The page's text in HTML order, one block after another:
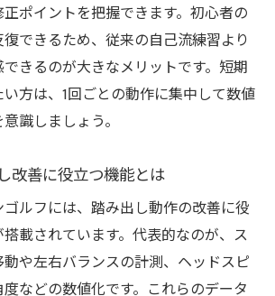
ポイントを把握できます。初心者の
できるため、従来の自己流練習より
きるのが大きなメリットです。短期
方は、1回ごとの動作に集中して数値
識しましょう。
改善に役立つ機能とは
ルフには、踏み出し動作の改善に役
載されています。代表的なのが、ス
や左右バランスの計測、ヘッドスピ
などの数値化です。これらのデータ